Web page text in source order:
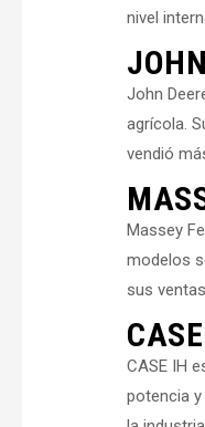
nivel
John
agrícola.
vendió
Massey
modelos
sus
CASE IH
potencia